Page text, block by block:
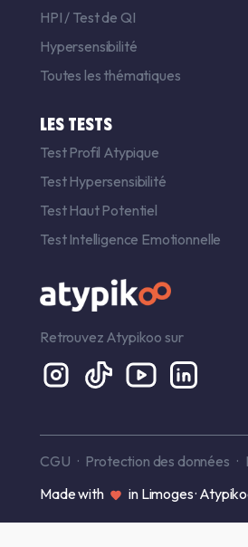
HPI / Test de QI
Hypersensibilité
Toutes les thématiques
LES TESTS
Test Profil Atypique
Test Hypersensibilité
Test Haut Potentiel
Test Intelligence Emotionnelle
Retrouvez Atypikoo sur
CGU Protection des données
Made with
in Limoges ·